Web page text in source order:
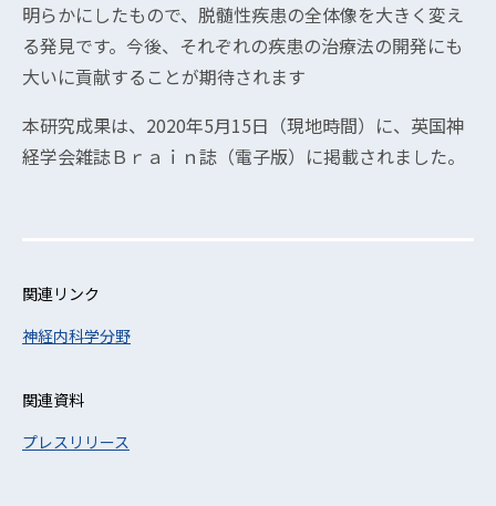
明らかにしたもので、脱髄性疾患の全体像を大きく変え
る発見です。今後、それぞれの疾患の治療法の開発にも
大いに貢献することが期待されます
本研究成果は、2020年5月15日（現地時間）に、英国神
経学会雑誌Ｂｒａｉｎ誌（電子版）に掲載されました。
関連リンク
神経内科学分野
関連資料
プレスリリース